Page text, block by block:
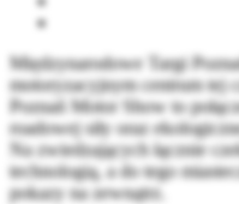
Międzynarodowe Targi
motoryzacyjnym centrum tej
Poznań Motor Show to
roadowej siły oraz
Na zwiedzających łącznie
technologią, a do tego
pokazy na zewnątrz.